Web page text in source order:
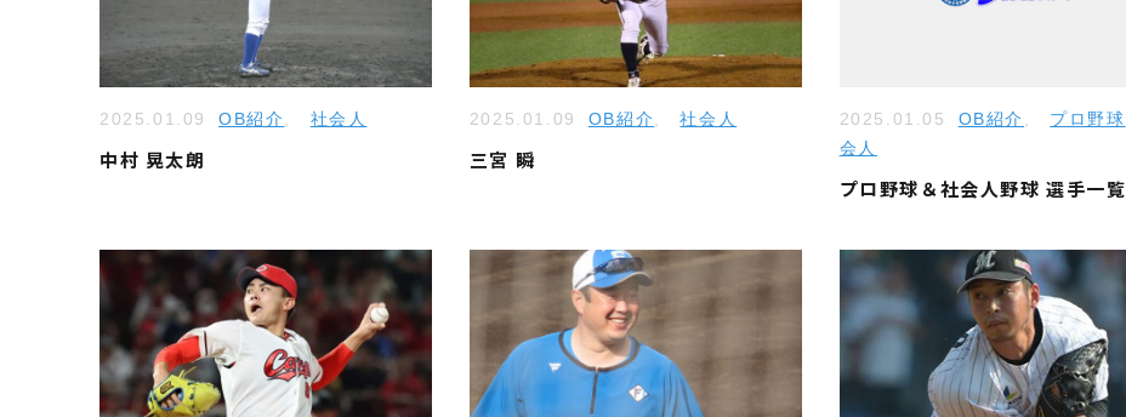
2025.01.09 OB紹介 , 社会人
中村 晃太朗
2025.01.09 OB紹介 , 社会人
三宮 瞬
2025.01.05 OB紹介 , プロ野球
会人
プロ野球＆社会人野球 選手一覧